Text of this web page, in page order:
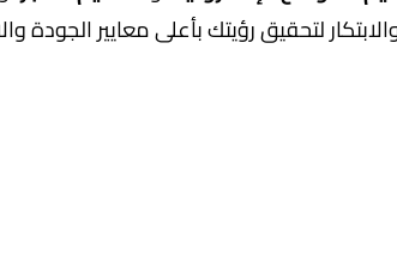
لتحقيق رؤيتك بأعلى معايير الجودة